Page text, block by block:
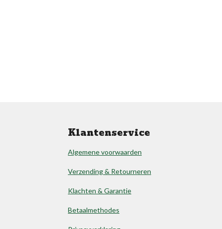
Klantenservice
Algemene voorwaarden
Verzending & Retourneren
Klachten & Garantie
Betaalmethodes